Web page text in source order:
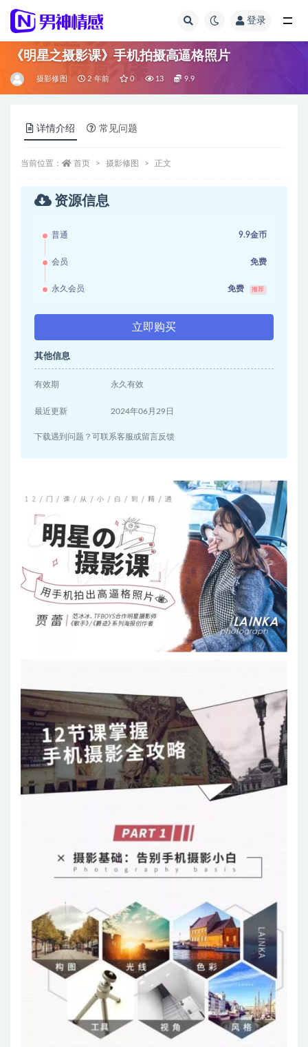
登录
《明星之摄影课》手机拍摄高逼格照片
摄影修图 2 年前 0 13 9.9
详情介绍 常见问题
当前位置： 首页 摄影修图 正文
资源信息
普通 9.9金币
会员 免费
永久会员 免费 推荐
立即购买
其他信息
有效期 永久有效
最近更新 2024年06月29日
下载遇到问题？可联系客服或留言反馈